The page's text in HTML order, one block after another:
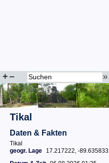
+– »
Tikal
Daten & Fakten
Tikal
geogr. Lage
17.217222, -89.635833